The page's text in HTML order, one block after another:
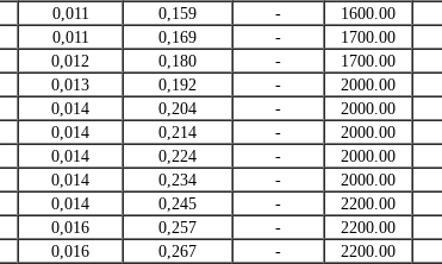
0,011 0,159 - 1600.00
0,011 0,169 - 1700.00
0,012 0,180 - 1700.00
0,013 0,192 - 2000.00
0,014 0,204 - 2000.00
0,014 0,214 - 2000.00
0,014 0,224 - 2000.00
0,014 0,234 - 2000.00
0,014 0,245 - 2200.00
0,016 0,257 - 2200.00
0,016 0,267 - 2200.00